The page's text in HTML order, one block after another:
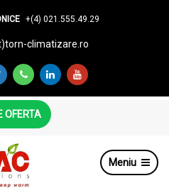
+(4) 021.555.49.29
climatizare.ro
Meniu
OFERTA